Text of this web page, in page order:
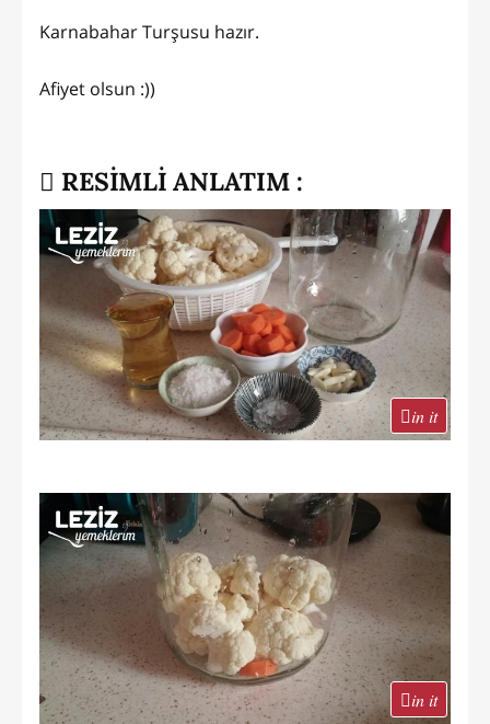
Karnabahar Turşusu hazır.
Afiyet olsun :))
RESİMLİ ANLATIM :
in it
in it